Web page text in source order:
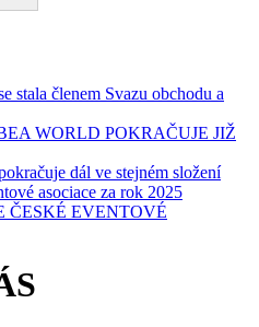
stala členem Svazu obchodu a
WORLD POKRAČUJE JIŽ
dál ve stejném složení
asociace za rok 2025
ČESKÉ EVENTOVÉ